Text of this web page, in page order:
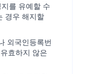
를 유예할 수
경우 해지할
외국인등록번
효하지 않은